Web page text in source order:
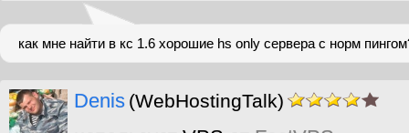
как мне найти в кс 1.6 хорошие hs only сервера с норм
Denis (WebHostingTalk)